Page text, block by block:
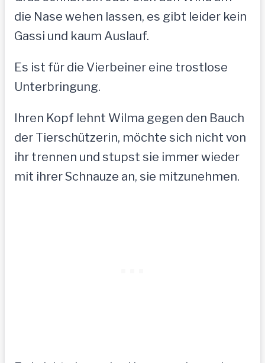
die Nase wehen lassen, es gibt leider kein
Gassi und kaum Auslauf.
Es ist für die Vierbeiner eine trostlose
Unterbringung.
Ihren Kopf lehnt Wilma gegen den Bauch
der Tierschützerin, möchte sich nicht von
ihr trennen und stupst sie immer wieder
mit ihrer Schnauze an, sie mitzunehmen.